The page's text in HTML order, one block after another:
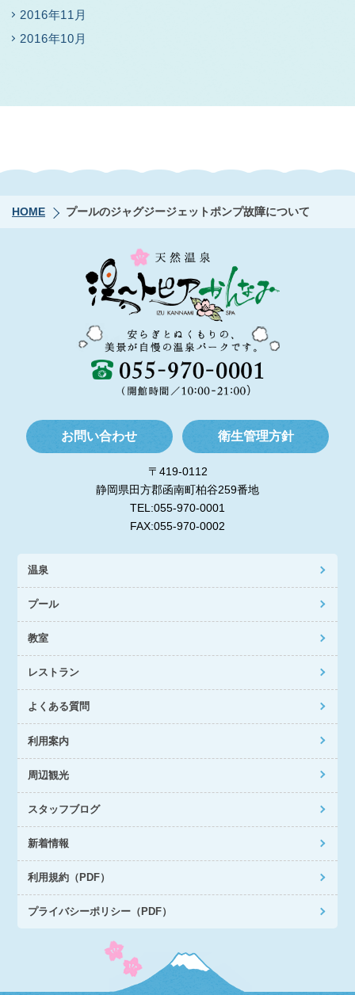
2016年11月
2016年10月
HOME プールのジャグジージェットポンプ故障について
お問い合わせ 衛生管理方針
〒419-0112
静岡県田方郡函南町柏谷259番地
TEL:055-970-0001
FAX:055-970-0002
温泉
プール
教室
レストラン
よくある質問
利用案内
周辺観光
スタッフブログ
新着情報
利用規約（PDF）
プライバシーポリシー（PDF）